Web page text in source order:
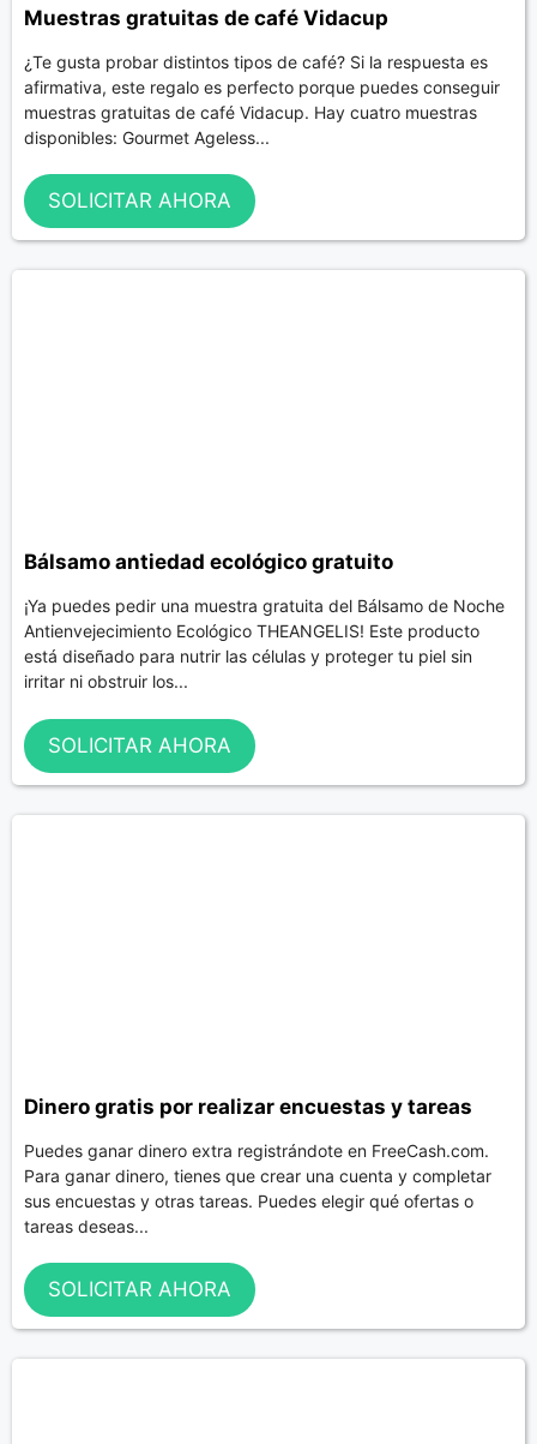
Muestras gratuitas de café Vidacup
¿Te gusta probar distintos tipos de café? Si la respuesta es
afirmativa, este regalo es perfecto porque puedes conseguir
muestras gratuitas de café Vidacup. Hay cuatro muestras
disponibles: Gourmet Ageless...
SOLICITAR AHORA
Bálsamo antiedad ecológico gratuito
¡Ya puedes pedir una muestra gratuita del Bálsamo de Noche
Antienvejecimiento Ecológico THEANGELIS! Este producto
está diseñado para nutrir las células y proteger tu piel sin
irritar ni obstruir los...
SOLICITAR AHORA
Dinero gratis por realizar encuestas y tareas
Puedes ganar dinero extra registrándote en FreeCash.com.
Para ganar dinero, tienes que crear una cuenta y completar
sus encuestas y otras tareas. Puedes elegir qué ofertas o
tareas deseas...
SOLICITAR AHORA